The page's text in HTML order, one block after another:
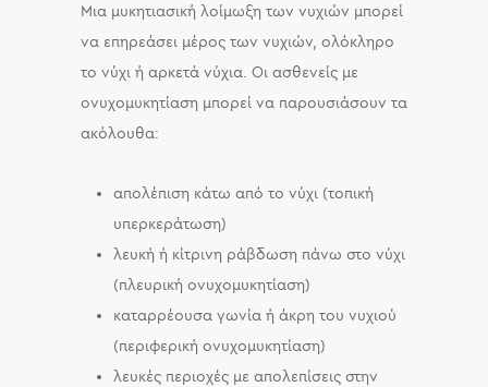
Μια μυκητιασική λοίμωξη των νυχιών μπορεί
να επηρεάσει μέρος των νυχιών, ολόκληρο
το νύχι ή αρκετά νύχια. Οι ασθενείς με
ονυχομυκητίαση μπορεί να παρουσιάσουν τα
ακόλουθα:
απολέπιση κάτω από το νύχι (τοπική
υπερκεράτωση)
λευκή ή κίτρινη ράβδωση πάνω στο νύχι
(πλευρική ονυχομυκητίαση)
καταρρέουσα γωνία ή άκρη του νυχιού
(περιφερική ονυχομυκητίαση)
λευκές περιοχές με απολεπίσεις στην